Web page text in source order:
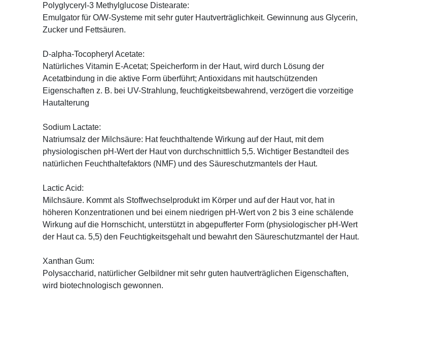
Polyglyceryl-3 Methylglucose Distearate:
Emulgator für O/W-Systeme mit sehr guter Hautverträglichkeit. Gewinnung aus Glycerin,
Zucker und Fettsäuren.
D-alpha-Tocopheryl Acetate:
Natürliches Vitamin E-Acetat; Speicherform in der Haut, wird durch Lösung der
Acetatbindung in die aktive Form überführt; Antioxidans mit hautschützenden
Eigenschaften z. B. bei UV-Strahlung, feuchtigkeitsbewahrend, verzögert die vorzeitige
Hautalterung
Sodium Lactate:
Natriumsalz der Milchsäure: Hat feuchthaltende Wirkung auf der Haut, mit dem
physiologischen pH-Wert der Haut von durchschnittlich 5,5. Wichtiger Bestandteil des
natürlichen Feuchthaltefaktors (NMF) und des Säureschutzmantels der Haut.
Lactic Acid:
Milchsäure. Kommt als Stoffwechselprodukt im Körper und auf der Haut vor, hat in
höheren Konzentrationen und bei einem niedrigen pH-Wert von 2 bis 3 eine schälende
Wirkung auf die Hornschicht, unterstützt in abgepufferter Form (physiologischer pH-Wert
der Haut ca. 5,5) den Feuchtigkeitsgehalt und bewahrt den Säureschutzmantel der Haut.
Xanthan Gum:
Polysaccharid, natürlicher Gelbildner mit sehr guten hautverträglichen Eigenschaften,
wird biotechnologisch gewonnen.